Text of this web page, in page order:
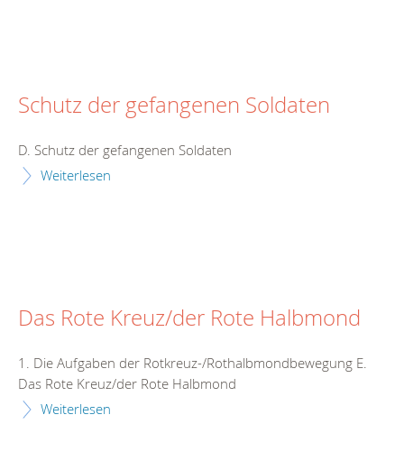
Schutz der gefangenen Soldaten
D. Schutz der gefangenen Soldaten
Weiterlesen
Das Rote Kreuz/der Rote Halbmond
1. Die Aufgaben der Rotkreuz-/Rothalbmondbewegung E.
Das Rote Kreuz/der Rote Halbmond
Weiterlesen